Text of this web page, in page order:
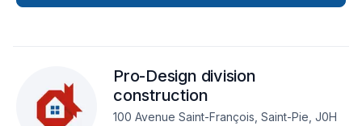
Pro-Design division
construction
100 Avenue Saint-François, Saint-Pie, J0H